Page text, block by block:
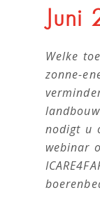
Juni
Welke
zonne-
nodigt u
webinar